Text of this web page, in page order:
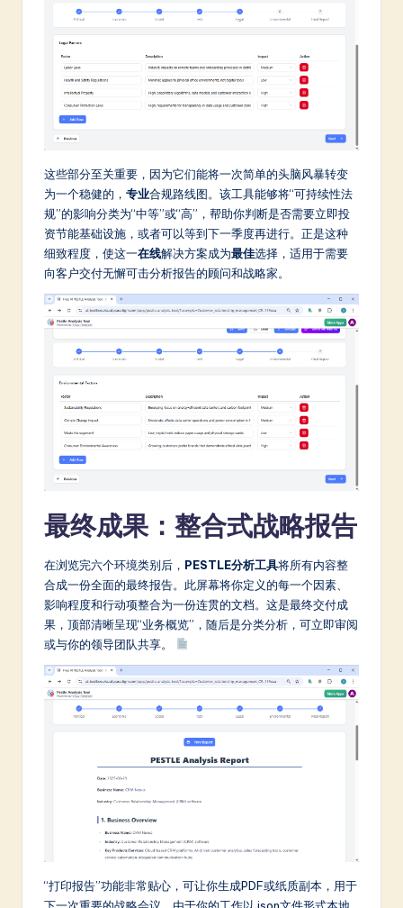
这些部分至关重要，因为它们能将一次简单的头脑风暴转变
为一个稳健的， 专业合规路线图。该工具能够将“可持续性法
规”的影响分类为“中等”或“高”，帮助你判断是否需要立即投
资节能基础设施，或者可以等到下一季度再进行。正是这种
细致程度，使这一在线解决方案成为最佳选择，适用于需要
向客户交付无懈可击分析报告的顾问和战略家。
最终成果：整合式战略报告
在浏览完六个环境类别后， PESTLE分析工具将所有内容整
合成一份全面的最终报告。此屏幕将你定义的每一个因素、
影响程度和行动项整合为一份连贯的文档。这是最终交付成
果，顶部清晰呈现“业务概览”，随后是分类分析，可立即审阅
或与你的领导团队共享。
“打印报告”功能非常贴心，可让你生成PDF或纸质副本，用于
下一次重要的战略会议。由于你的工作以.json文件形式本地